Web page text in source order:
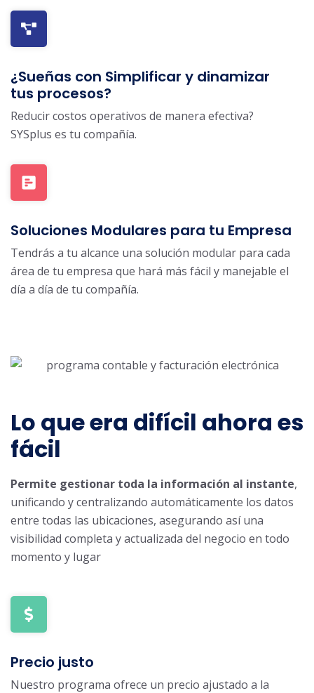
¿Sueñas con Simplificar y dinamizar
tus procesos?
Reducir costos operativos de manera efectiva?
SYSplus es tu compañía.
Soluciones Modulares para tu Empresa
Tendrás a tu alcance una solución modular para cada
área de tu empresa que hará más fácil y manejable el
día a día de tu compañía.
Lo que era difícil ahora es
fácil
Permite gestionar toda la información al instante,
unificando y centralizando automáticamente los datos
entre todas las ubicaciones, asegurando así una
visibilidad completa y actualizada del negocio en todo
momento y lugar
Precio justo
Nuestro programa ofrece un precio ajustado a la